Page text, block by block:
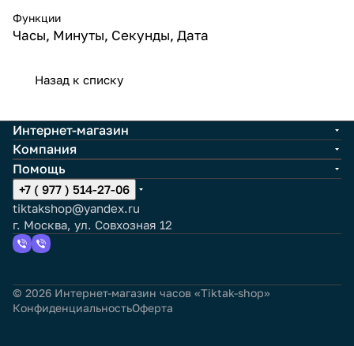
Функции
Часы, Минуты, Секунды, Дата
Назад к списку
Интернет-магазин
Компания
Помощь
+7 ( 977 ) 514-27-06
tiktakshop@yandex.ru
г. Москва, ул. Совхозная 12
© 2026 Интернет-магазин часов «Tiktak-shop»
КонфиденциальностьОферта